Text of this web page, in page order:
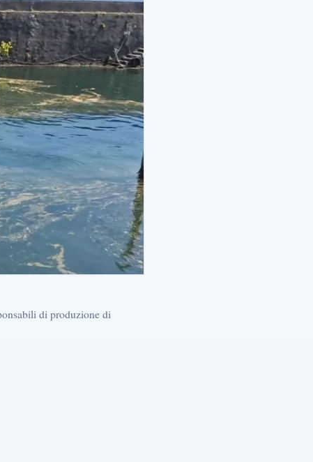
di produzione di